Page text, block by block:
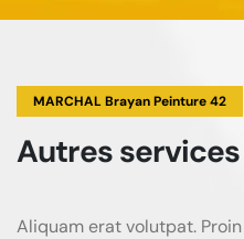
MARCHAL Brayan Peinture 42
Autres services
Aliquam erat volutpat.